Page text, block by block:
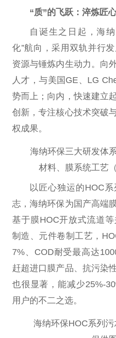
“质”的飞跃：淬炼匠
自诞生之日起，海
化”航向，采用双轨并行
资源与锤炼内生动力。向
人才，与美国GE、LG
势而上；向内，快速建立
创新，专注核心技术突破
权成果。
海纳环保三大研发体
材料、膜系统工艺
以匠心独运的HOC
志，海纳环保为国产高端
基于膜HOC开放式流道
制造、元件卷制工艺，
7%、COD耐受最高达
赶超进口膜产品、抗污染
也很显著，能减少25%-
用户的不二之选。
海纳环保HOC系列